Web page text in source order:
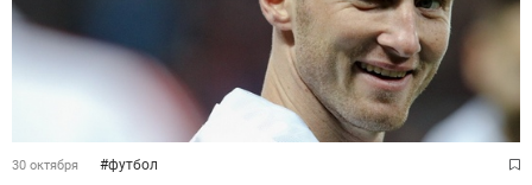
30 октября #футбол